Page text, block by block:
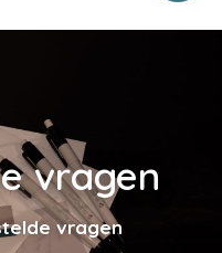
vragen
vragen